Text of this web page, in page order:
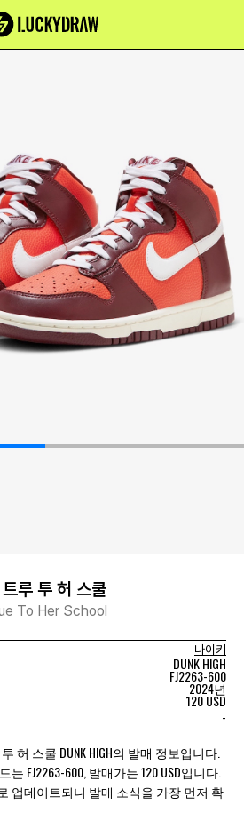
루 투 허 스쿨
To Her School
나이키
DUNK HIGH
FJ2263-600
2024년
120 USD
-
허 스쿨 DUNK HIGH의 발매 정보입니다.
FJ2263-600, 발매가는 120 USD입니다.
업데이트되니 발매 소식을 가장 먼저 확